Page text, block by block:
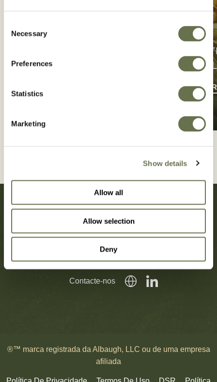
Selection
Necessary
Preferences
Statistics
Marketing
Show details
Allow all
Allow selection
Deny
CONTACTE-NOS
FIND
Notícias Carreiras Boletim de Notícias
Contacte-nos
®™ marca registrada da Albaugh, LLC ou de uma empresa
afiliada